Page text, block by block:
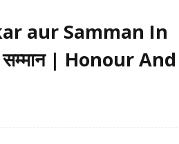
aur Samman In
| Honour And